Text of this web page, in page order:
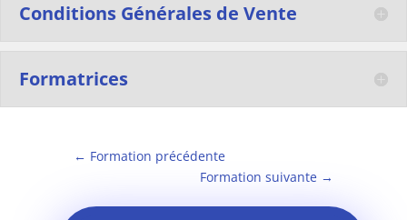
Conditions Générales de Vente
Formatrices
← Formation précédente
Formation suivante →